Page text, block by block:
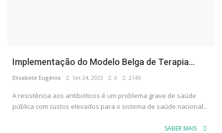
Implementação do Modelo Belga de Terapia...
Elisabete Eugénio Set 24, 2023 0 2145
A resistência aos antibióticos é um problema grave de saúde
pública com custos elevados para o sistema de saúde nacional...
SABER MAIS